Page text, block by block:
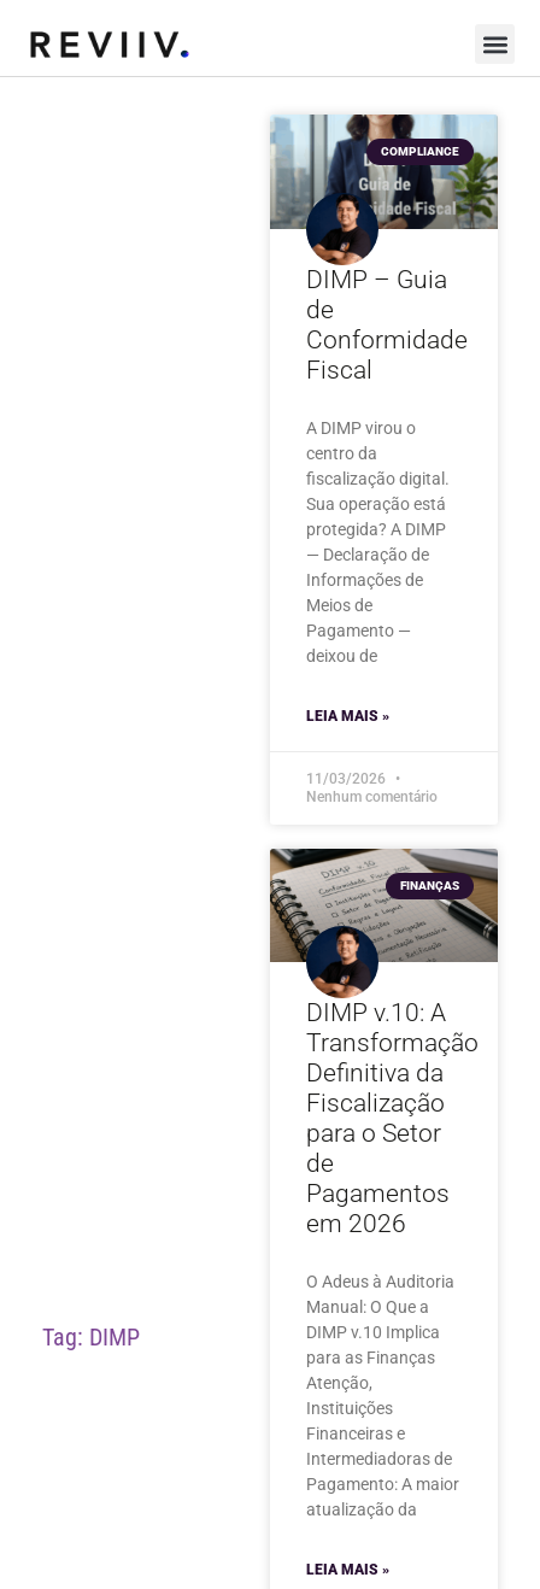
Tag: DIMP
COMPLIANCE
DIMP – Guia
de
Conformidade
Fiscal
A DIMP virou o
centro da
fiscalização digital.
Sua operação está
protegida? A DIMP
— Declaração de
Informações de
Meios de
Pagamento —
deixou de
LEIA MAIS »
11/03/2026
Nenhum comentário
FINANÇAS
DIMP v.10: A
Transformação
Definitiva da
Fiscalização
para o Setor
de
Pagamentos
em 2026
O Adeus à Auditoria
Manual: O Que a
DIMP v.10 Implica
para as Finanças
Atenção,
Instituições
Financeiras e
Intermediadoras de
Pagamento: A maior
atualização da
LEIA MAIS »